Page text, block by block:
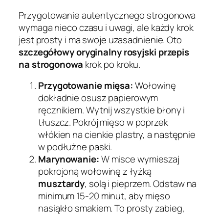
Przygotowanie autentycznego strogonowa
wymaga nieco czasu i uwagi, ale każdy krok
jest prosty i ma swoje uzasadnienie. Oto
szczegółowy oryginalny rosyjski przepis
na strogonowa krok po kroku.
Przygotowanie mięsa:Wołowinę
dokładnie osusz papierowym
ręcznikiem. Wytnij wszystkie błony i
tłuszcz. Pokrój mięso w poprzek
włókien na cienkie plastry, a następnie
w podłużne paski.
Marynowanie:W misce wymieszaj
pokrojoną wołowinę z łyżką
musztardy, solą i pieprzem. Odstaw na
minimum 15-20 minut, aby mięso
nasiąkło smakiem. To prosty zabieg,